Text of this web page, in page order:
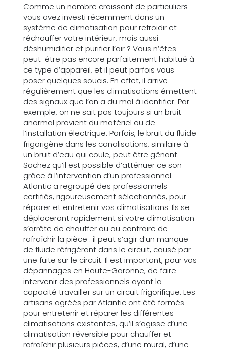
Comme un nombre croissant de particuliers
vous avez investi récemment dans un
système de climatisation pour refroidir et
réchauffer votre intérieur, mais aussi
déshumidifier et purifier l’air ? Vous n’êtes
peut-être pas encore parfaitement habitué à
ce type d’appareil, et il peut parfois vous
poser quelques soucis. En effet, il arrive
régulièrement que les climatisations émettent
des signaux que l’on a du mal à identifier. Par
exemple, on ne sait pas toujours si un bruit
anormal provient du matériel ou de
l’installation électrique. Parfois, le bruit du fluide
frigorigène dans les canalisations, similaire à
un bruit d’eau qui coule, peut être gênant.
Sachez qu’il est possible d’atténuer ce son
grâce à l’intervention d’un professionnel.
Atlantic a regroupé des professionnels
certifiés, rigoureusement sélectionnés, pour
réparer et entretenir vos climatisations. Ils se
déplaceront rapidement si votre climatisation
s’arrête de chauffer ou au contraire de
rafraîchir la pièce : il peut s’agir d’un manque
de fluide réfrigérant dans le circuit, causé par
une fuite sur le circuit. Il est important, pour vos
dépannages en Haute-Garonne, de faire
intervenir des professionnels ayant la
capacité travailler sur un circuit frigorifique. Les
artisans agréés par Atlantic ont été formés
pour entretenir et réparer les différentes
climatisations existantes, qu’il s’agisse d’une
climatisation réversible pour chauffer et
rafraîchir plusieurs pièces, d’une mural, d’une